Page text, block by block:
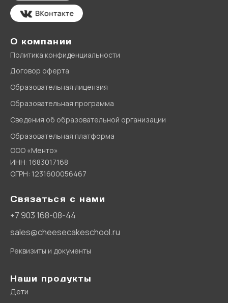
О компании
Политика конфиденциальности
Договор оферта
Образовательная лицензия
Образовательная программа
Сведения об образовательной организации
Образовательная платформа
ООО «Менто»
ИНН: 1683017168
ОГРН: 1231600056467
Связаться с нами
+7 903 168-08-44
sales@cheesecakeschool.ru
Реквизиты и документы
Наши продукты
Дети